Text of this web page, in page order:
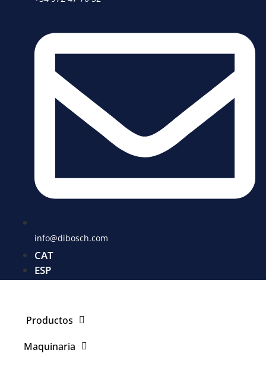
info@dibosch.com
CAT
ESP
Productos
Maquinaria